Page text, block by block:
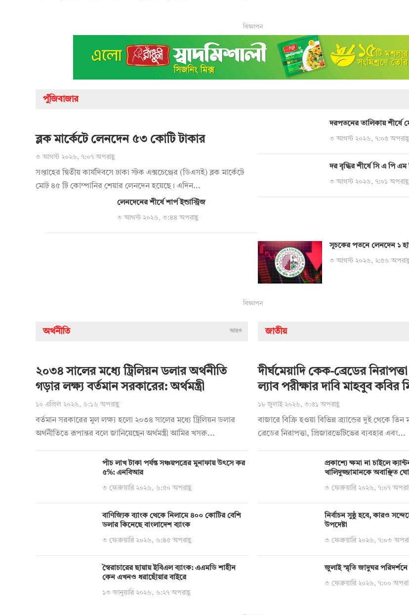
বিজ্ঞাপন
পুঁজিবাজার
ব্লক মার্কেটে লেনদেন ৫৩ কোটি টাকার
৩ আগস্ট ২০২৬, ৭:০৭ অপরাহ্ণ
সপ্তাহের দ্বিতীয় কার্যদিবসে ঢাকা স্টক এক্সচেঞ্জের (ডিএসই) ব্লক মার্কেটে
মোট ৪৫ টি কোম্পানির শেয়ার লেনদেন হয়েছে। এদিন...
দরপতনের তালিকায় শীর্ষে
৩ আগস্ট ২০২৬, ৭:০৫ অপরাহ্ণ
দর বৃদ্ধির শীর্ষে সি এ পি
৩ আগস্ট ২০২৬, ৭:০১ অপরাহ্ণ
লেনদেনের শীর্ষে শার্প ইন্ডাস্ট্রিজ
৩ আগস্ট ২০২৬, ৩:৪৪ অপরাহ্ণ
সূচকের পতনে লেনদেন ১
৩ আগস্ট ২০২৬, ২:৫৬
বিজ্ঞাপন
অর্থনীতি আরও
২০৩৪ সালের মধ্যে ট্রিলিয়ন ডলার অর্থনীতি
গড়ার লক্ষ্য বর্তমান সরকারের: অর্থমন্ত্রী
১০ এপ্রিল ২০২৬, ৬:১৬ অপরাহ্ণ
বর্তমান সরকারের মূল লক্ষ্য হলো ২০৩৪ সালের মধ্যে ট্রিলিয়ন ডলার
অর্থনীতিতে রূপান্তর বলে জানিয়েছেন অর্থমন্ত্রী আমির খসরু...
পাঁচ লাখ টাকা পর্যন্ত সঞ্চয়পত্রের মুনাফায় উৎসে কর
৫%: এনবিআর
৩ ফেব্রুয়ারি ২০২৬, ৬:৫০ অপরাহ্ণ
বাণিজ্যিক ব্যাংক থেকে নিলামে ৪০০ কোটির বেশি
ডলার কিনেছে বাংলাদেশ ব্যাংক
৩ ফেব্রুয়ারি ২০২৬, ৬:৪৫ অপরাহ্ণ
স্বৈরাচারের ছায়ায় ইবিএল ব্যাংক: এএমডি শাহীন
কেন এখনও ধরাছোঁয়ার বাইরে
১৩ জানুয়ারি ২০২৬, ৬:২৭ অপরাহ্ণ
জাতীয়
দীর্ঘমেয়াদি কেক-ব্রেডের নিরাপত্তা
ল্যাব পরীক্ষার দাবি মাহবুব কবির
১৮ জুলাই ২০২৬, ৩:৫১ অপরাহ্ণ
বাজারে বিক্রি হওয়া বিভিন্ন ব্র্যান্ডের দুই থেকে
ব্রেডের নিরাপত্তা, প্রিজারভেটিভের ব্যবহার এবং...
প্রকাশ্যে ক্ষমা না চাইলে
খালিদুজ্জামানকে অবাঞ্ছিত
৩ ফেব্রুয়ারি ২০২৬, ৭:০৭
নির্বাচন সুষ্ঠু হবে, কারও
উপদেষ্টা
৩ ফেব্রুয়ারি ২০২৬, ৭:০৩
জুলাই স্মৃতি জাদুঘর
৩ ফেব্রুয়ারি ২০২৬, ৭:০০